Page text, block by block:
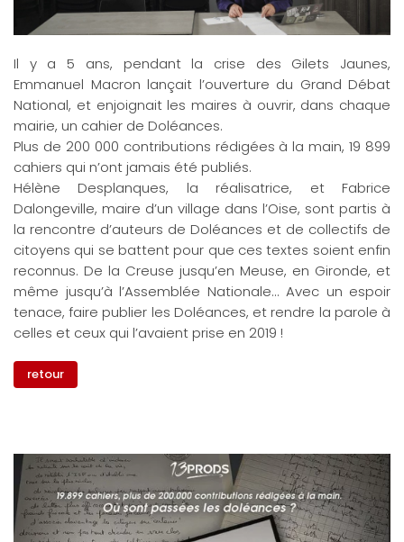
Il y a 5 ans, pendant la crise des Gilets Jaunes,
Emmanuel Macron lançait l’ouverture du Grand Débat
National, et enjoignait les maires à ouvrir, dans chaque
mairie, un cahier de Doléances.
Plus de 200 000 contributions rédigées à la main, 19 899
cahiers qui n’ont jamais été publiés.
Hélène Desplanques, la réalisatrice, et Fabrice
Dalongeville, maire d’un village dans l’Oise, sont partis à
la rencontre d’auteurs de Doléances et de collectifs de
citoyens qui se battent pour que ces textes soient enfin
reconnus. De la Creuse jusqu’en Meuse, en Gironde, et
même jusqu’à l’Assemblée Nationale... Avec un espoir
tenace, faire publier les Doléances, et rendre la parole à
celles et ceux qui l’avaient prise en 2019 !
retour